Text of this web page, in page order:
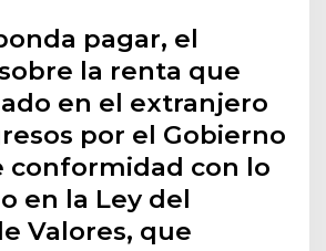
pagar, el
la renta que
en el extranjero
por el Gobierno
conformidad con lo
en la Ley del
Valores, que